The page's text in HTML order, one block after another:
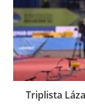
Triplista